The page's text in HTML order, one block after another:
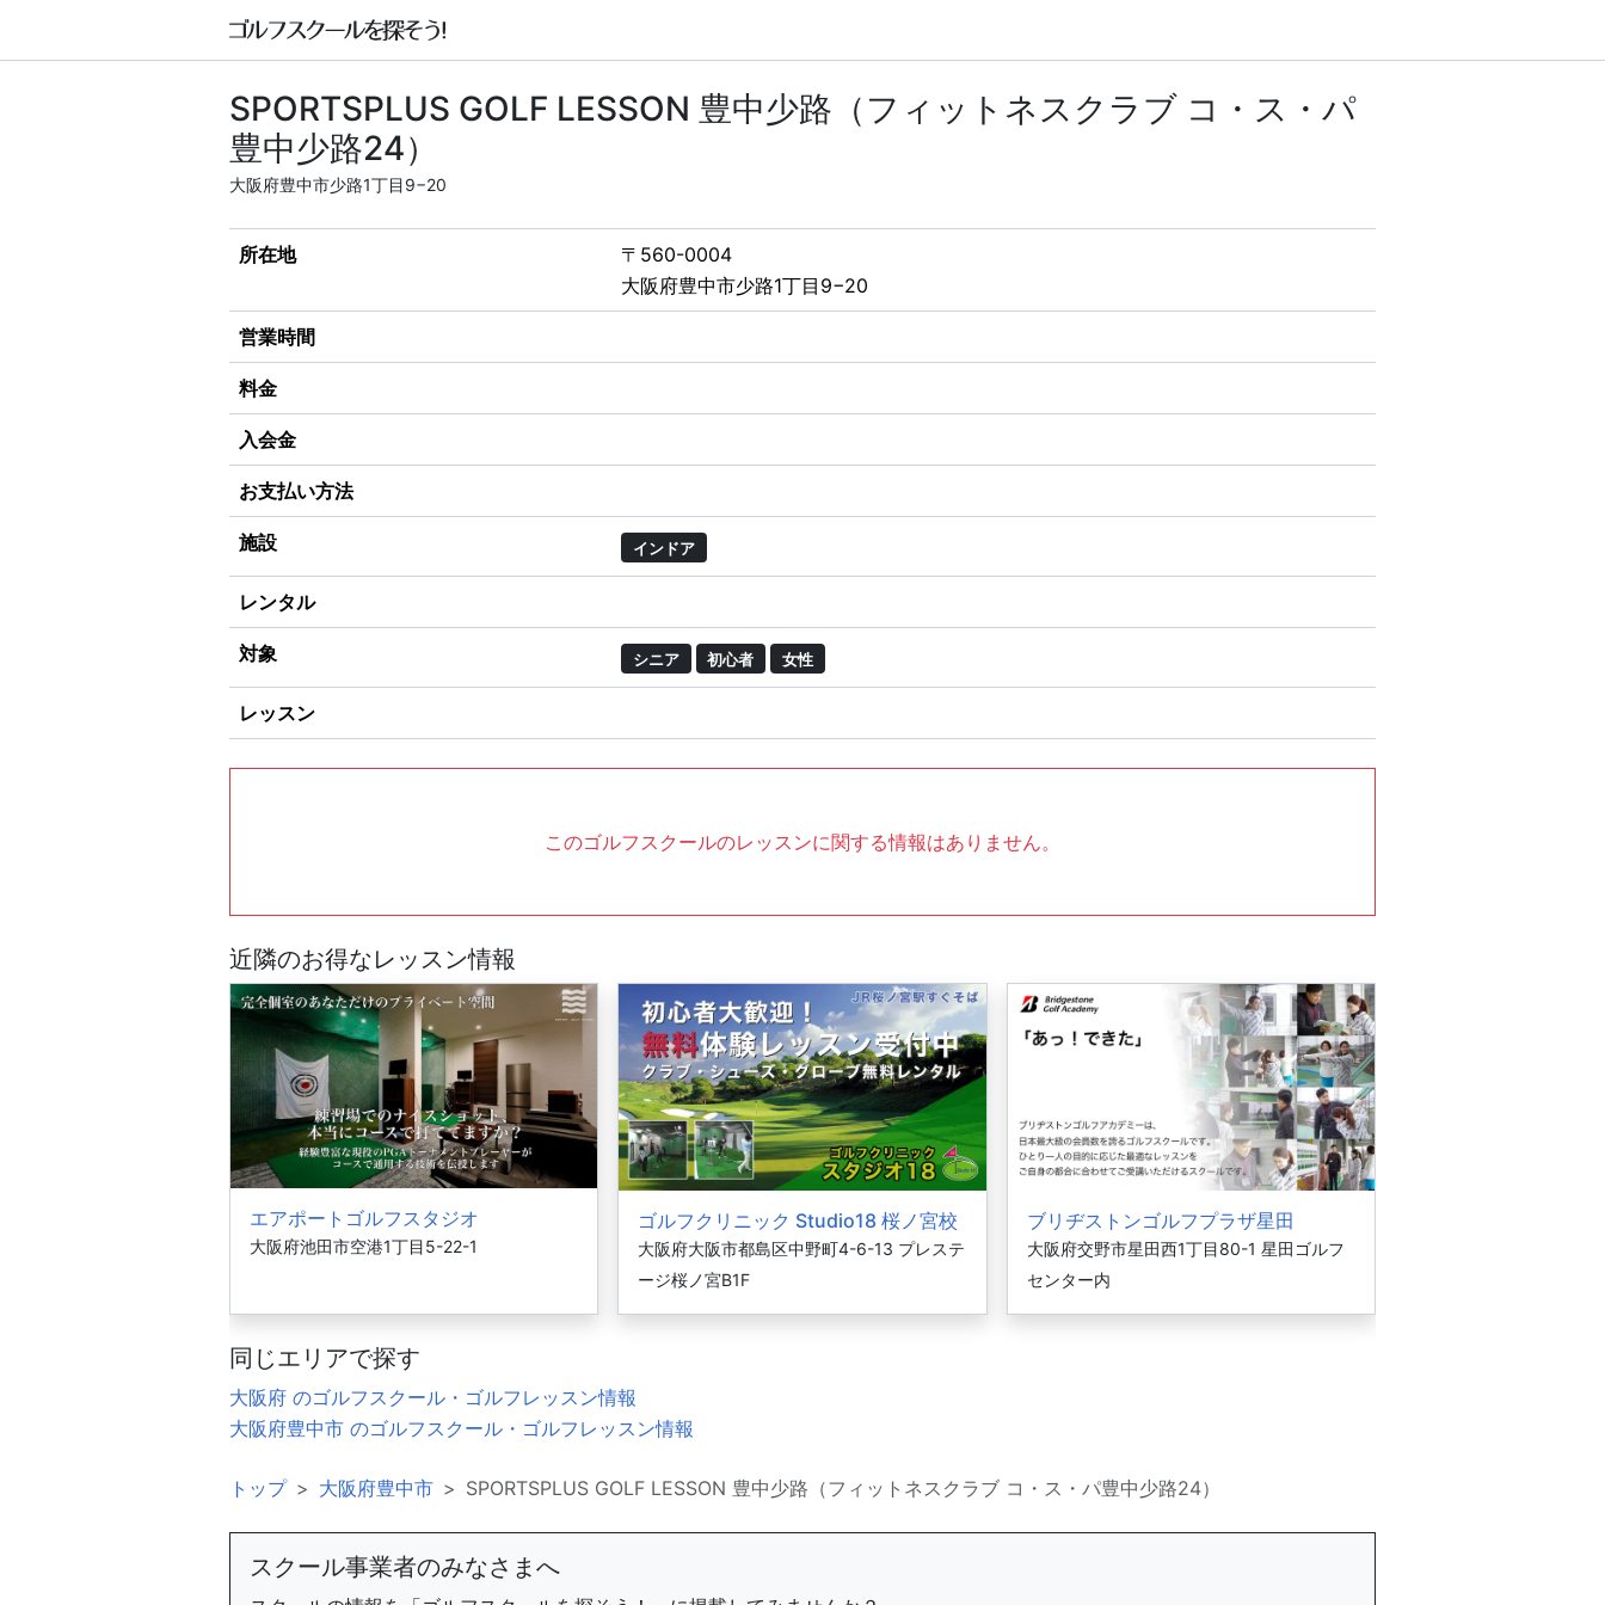
SPORTSPLUS GOLF LESSON 豊中少路（フィットネスクラブ コ・ス・パ
豊中少路24）
大阪府豊中市少路1丁目9−20
所在地
〒560-0004
大阪府豊中市少路1丁目9−20
営業時間
料金
入会金
お支払い方法
施設 インドア
レンタル
対象 シニア 初心者 女性
レッスン
このゴルフスクールのレッスンに関する情報はありません。
近隣のお得なレッスン情報
エアポートゴルフスタジオ
大阪府池田市空港1丁目5-22-1
ゴルフクリニック Studio18 桜ノ宮校
大阪府大阪市都島区中野町4-6-13 プレステ
ージ桜ノ宮B1F
ブリヂストンゴルフプラザ星田
大阪府交野市星田西1丁目80-1 星田ゴルフ
センター内
同じエリアで探す
大阪府 のゴルフスクール・ゴルフレッスン情報
大阪府豊中市 のゴルフスクール・ゴルフレッスン情報
トップ 大阪府豊中市 SPORTSPLUS GOLF LESSON 豊中少路（フィットネスクラブ コ・ス・パ豊中少路24）
スクール事業者のみなさまへ